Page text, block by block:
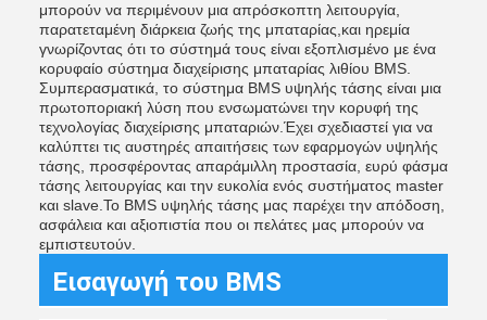
μπορούν να περιμένουν μια απρόσκοπτη λειτουργία,
παρατεταμένη διάρκεια ζωής της μπαταρίας,και ηρεμία
γνωρίζοντας ότι το σύστημά τους είναι εξοπλισμένο με ένα
κορυφαίο σύστημα διαχείρισης μπαταρίας λιθίου BMS.
Συμπερασματικά, το σύστημα BMS υψηλής τάσης είναι μια
πρωτοποριακή λύση που ενσωματώνει την κορυφή της
τεχνολογίας διαχείρισης μπαταριών.Έχει σχεδιαστεί για να
καλύπτει τις αυστηρές απαιτήσεις των εφαρμογών υψηλής
τάσης, προσφέροντας απαράμιλλη προστασία, ευρύ φάσμα
τάσης λειτουργίας και την ευκολία ενός συστήματος master
και slave.Το BMS υψηλής τάσης μας παρέχει την απόδοση,
ασφάλεια και αξιοπιστία που οι πελάτες μας μπορούν να
εμπιστευτούν.
Εισαγωγή του BMS